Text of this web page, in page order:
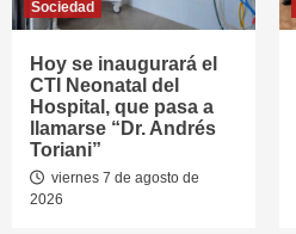
Sociedad
Hoy se inaugurará el
CTI Neonatal del
Hospital, que pasa a
llamarse “Dr. Andrés
Toriani”
viernes 7 de agosto de
2026